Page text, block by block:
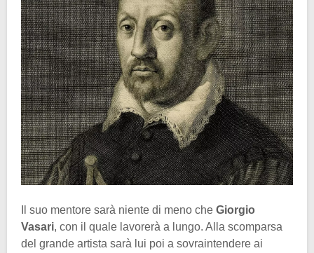
Il suo mentore sarà niente di meno che Giorgio
Vasari, con il quale lavorerà a lungo. Alla scomparsa
del grande artista sarà lui poi a sovraintendere ai